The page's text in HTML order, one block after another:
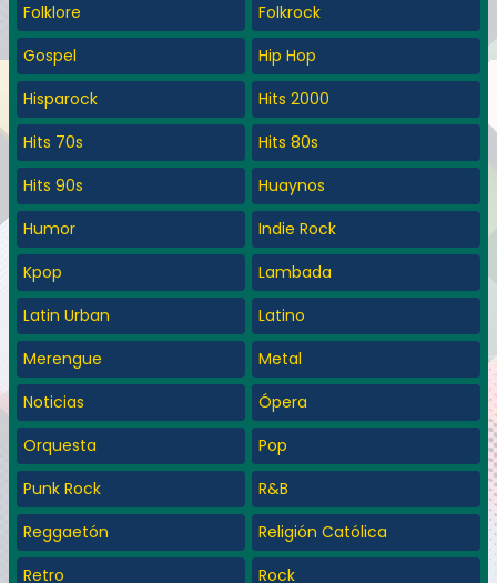
Folklore
Folkrock
Gospel
Hip Hop
Hisparock
Hits 2000
Hits 70s
Hits 80s
Hits 90s
Huaynos
Humor
Indie Rock
Kpop
Lambada
Latin Urban
Latino
Merengue
Metal
Noticias
Ópera
Orquesta
Pop
Punk Rock
R&B
Reggaetón
Religión Católica
Retro
Rock